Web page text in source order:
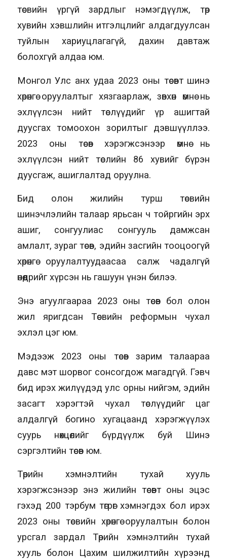
төсвийн үргүй зардлыг нэмэгдүүлж, төр
хувийн хэвшлийн итгэлцлийг алдагдуулсан
туйлын хариуцлагагүй, дахин давтаж
болохгүй алдаа юм.
Монгол Улс анх удаа 2023 оны төсөвт шинэ
хөрөнгө оруулалтыг хязгаарлаж, зөвхөн өмнө нь
эхлүүлсэн нийт төслүүдийг үр ашигтай
дуусгах томоохон зорилтыг дэвшүүллээ.
2023 оны төсөв хэрэгжсэнээр өмнө нь
эхлүүлсэн нийт төслийн 86 хувийг бүрэн
дуусгаж, ашиглалтад оруулна.
Бид олон жилийн турш төсвийн
шинэчлэлийн талаар ярьсан ч тойргийн эрх
ашиг, сонгуулиас сонгууль дамжсан
амлалт, зураг төсөв, эдийн засгийн тооцоогүй
хөрөнгө оруулалтуудаасаа салж чадалгүй
өнөөдрийг хүрсэн нь гашуун үнэн билээ.
Энэ агуулгаараа 2023 оны төсөв бол олон
жил яригдсан Төсвийн реформын чухал
эхлэл цэг юм.
Мэдээж 2023 оны төсөв зарим талаараа
давс мэт шорвог сонсогдож магадгүй. Гэвч
бид ирэх жилүүдэд улс орны нийгэм, эдийн
засагт хэрэгтэй чухал төслүүдийг цаг
алдалгүй богино хугацаанд хэрэгжүүлэх
суурь нөхцөлийг бүрдүүлж буй Шинэ
сэргэлтийн төсөв юм.
Төрийн хэмнэлтийн тухай хууль
хэрэгжсэнээр энэ жилийн төсөвт оны эцэс
гэхэд 200 тэрбум төгрөг хэмнэгдэх бол ирэх
2023 оны төсвийн хөрөнгө оруулалтын болон
урсгал зардал Төрийн хэмнэлтийн тухай
хууль болон Цахим шилжилтийн хүрээнд